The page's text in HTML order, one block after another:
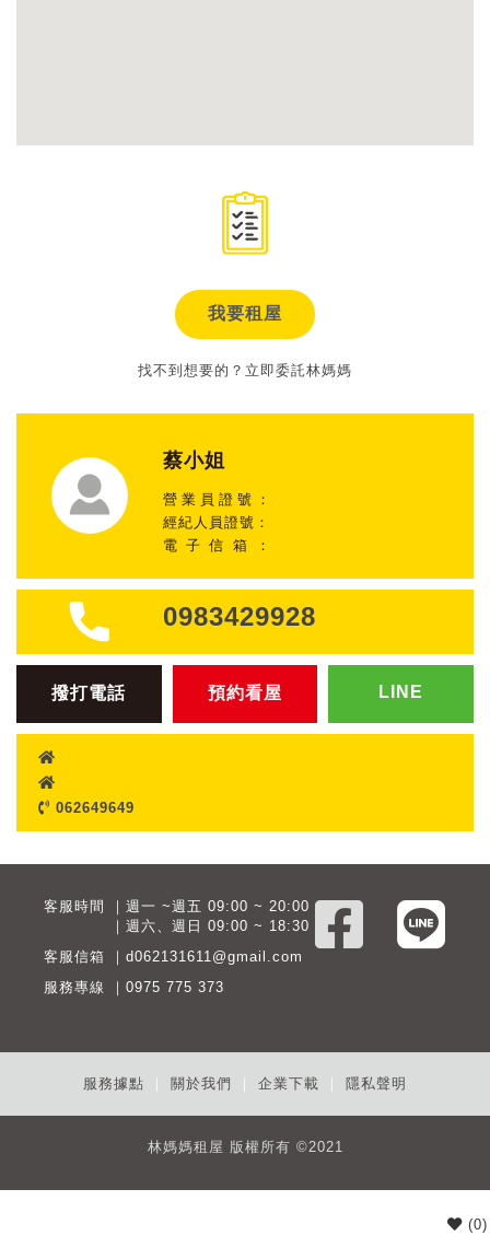
(0)
我要租屋
找不到想要的？立即委託林媽媽
蔡小姐
營業員證號：
經紀人員證號：
電子信箱：
0983429928
撥打電話 預約看屋 LINE
062649649
客服時間 ｜週一 ~週五 09:00 ~ 20:00
｜週六、週日 09:00 ~ 18:30
客服信箱 ｜d062131611@gmail.com
服務專線 ｜0975 775 373
服務據點 關於我們 企業下載 隱私聲明
林媽媽租屋 版權所有 ©2021